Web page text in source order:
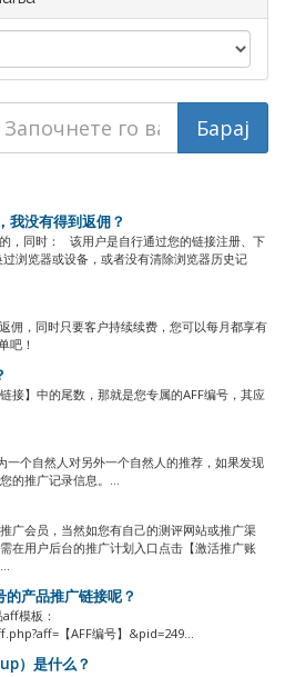
我没有得到返佣？
，同时： 该用户是自行通过您的链接注册、下
浏览器或设备，或者没有清除浏览器历史记
佣，同时只要客户持续续费，您可以每月都享有
吧！
接】中的尾数，那就是您专属的AFF编号，其应
个自然人对另外一个自然人的推荐，如果发现
的推广记录信息。...
广会员，当然如您有自己的测评网站或推广渠
在用户后台的推广计划入口点击【激活推广账
产品推广链接呢？
模板：
【AFF编号】&pid=249...
）是什么？